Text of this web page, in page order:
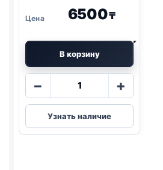
6500₸
В корзину
−
Количество
Murkel
силикагель
(ЛАВАНДА)
+
Узнать наличие